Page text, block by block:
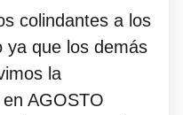
colindantes a los
ya que los demás
la
AGOSTO